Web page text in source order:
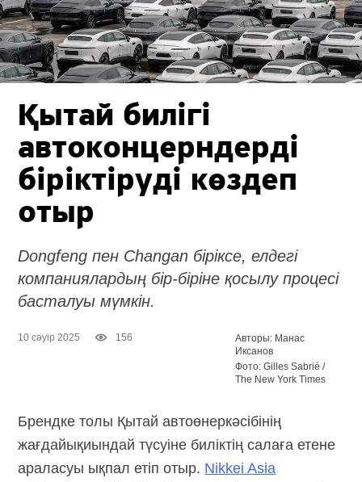
Қытай билігі
автоконцерндерді
біріктіруді көздеп
отыр
Dongfeng пен Changan біріксе, елдегі
компаниялардың бір-біріне қосылу процесі
басталуы мүмкін.
10 сәуір 2025 156
Авторы: Манас
Иксанов
Фото: Gilles Sabrié /
The New York Times
Брендке толы Қытай автоөнеркәсібінің
жағдайықиындай түсуіне биліктің салаға етене
араласуы ықпал етіп отыр. Nikkei Asia